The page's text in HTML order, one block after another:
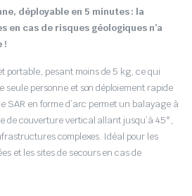
déployable en 5 minutes : la
en cas de risques géologiques n’a
!
portable, pesant moins de 5 kg, ce qui
personne et son déploiement rapide
SAR en forme d’arc permet un balayage à
de couverture vertical allant jusqu’à 45°,
complexes. Idéal pour les
et les sites de secours en cas de